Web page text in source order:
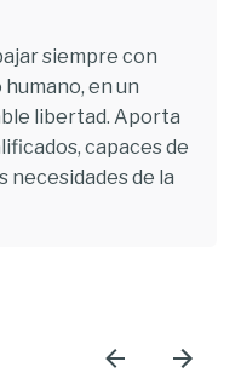
siempre con
en un
libertad. Aporta
capaces de
necesidades de la